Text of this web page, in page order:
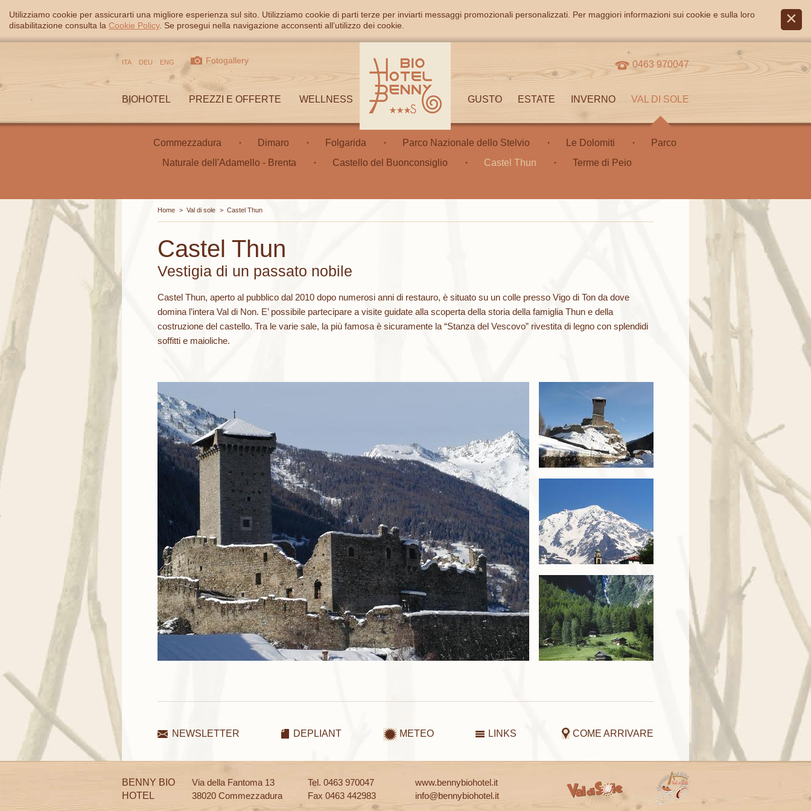
Utilizziamo cookie per assicurarti una migliore esperienza sul sito. Utilizziamo cookie di parti terze per inviarti messaggi promozionali personalizzati. Per maggiori informazioni sui cookie e sulla loro
disabilitazione consulta la Cookie Policy. Se prosegui nella navigazione acconsenti all’utilizzo dei cookie.
BIOHOTEL PREZZI E OFFERTE WELLNESS GUSTO ESTATE INVERNO VAL DI SOLE
Commezzadura Dimaro Folgarida Parco Nazionale dello Stelvio Le Dolomiti
Parco
Naturale dell'Adamello - Brenta
Castello del Buonconsiglio Castel Thun Terme di Peio
ITA DEU ENG Fotogallery 0463 970047
Castel Thun
Vestigia di un passato nobile
Castel Thun, aperto al pubblico dal 2010 dopo numerosi anni di restauro, è situato su un colle presso Vigo di Ton da dove
domina l’intera Val di Non. E’ possibile partecipare a visite guidate alla scoperta della storia della famiglia Thun e della
costruzione del castello. Tra le varie sale, la più famosa è sicuramente la “Stanza del Vescovo” rivestita di legno con splendidi
soffitti e maioliche.
Home > Val di sole > Castel Thun
NEWSLETTER DEPLIANT METEO LINKS COME ARRIVARE
BENNY BIO
HOTEL
Via della Fantoma 13
38020 Commezzadura
Tel. 0463 970047
Fax 0463 442983
www.bennybiohotel.it
info@bennybiohotel.it